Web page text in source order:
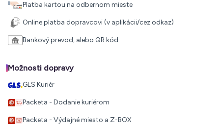
Platba kartou na odbernom mieste
Online platba dopravcovi (v aplikácii/cez odkaz)
Bankový prevod, alebo QR kód
Možnosti dopravy
GLS Kuriér
Packeta - Dodanie kuriérom
Packeta - Výdajné miesto a Z-BOX